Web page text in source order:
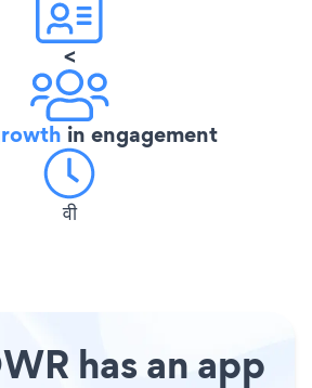
<
in engagement
वी
has an app